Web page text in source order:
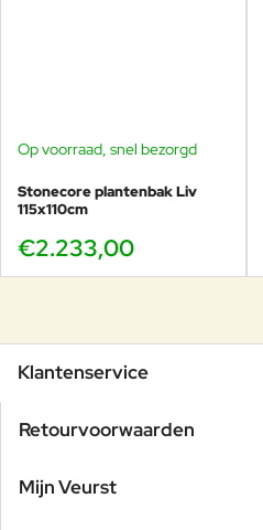
Op voorraad, snel bezorgd
Stonecore plantenbak Liv
115x110cm
€2.233,00
Klantenservice
Retourvoorwaarden
Mijn Veurst